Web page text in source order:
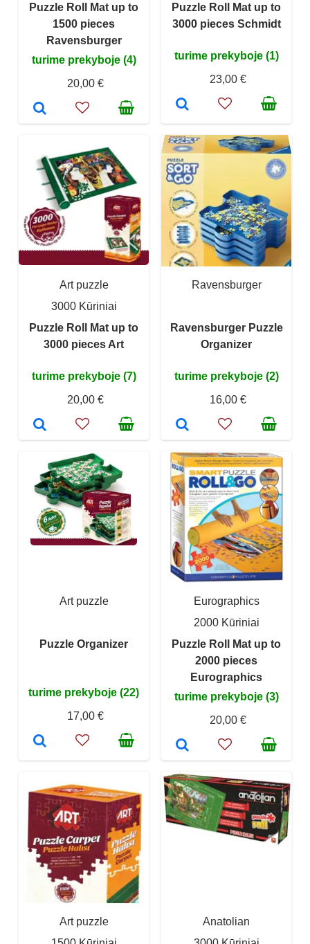
Puzzle Roll Mat up to
1500 pieces
Ravensburger
turime prekyboje (4)
20,00 €
Puzzle Roll Mat up to
3000 pieces Schmidt
turime prekyboje (1)
23,00 €
Art puzzle
3000 Kūriniai
Puzzle Roll Mat up to
3000 pieces Art
turime prekyboje (7)
20,00 €
Ravensburger
Ravensburger Puzzle
Organizer
turime prekyboje (2)
16,00 €
Art puzzle
Puzzle Organizer
turime prekyboje (22)
17,00 €
Eurographics
2000 Kūriniai
Puzzle Roll Mat up to
2000 pieces
Eurographics
turime prekyboje (3)
20,00 €
Art puzzle
Anatolian